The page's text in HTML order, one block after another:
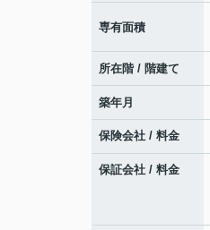
専有面積
所在階 / 階建て
築年月
保険会社 / 料金
保証会社 / 料金